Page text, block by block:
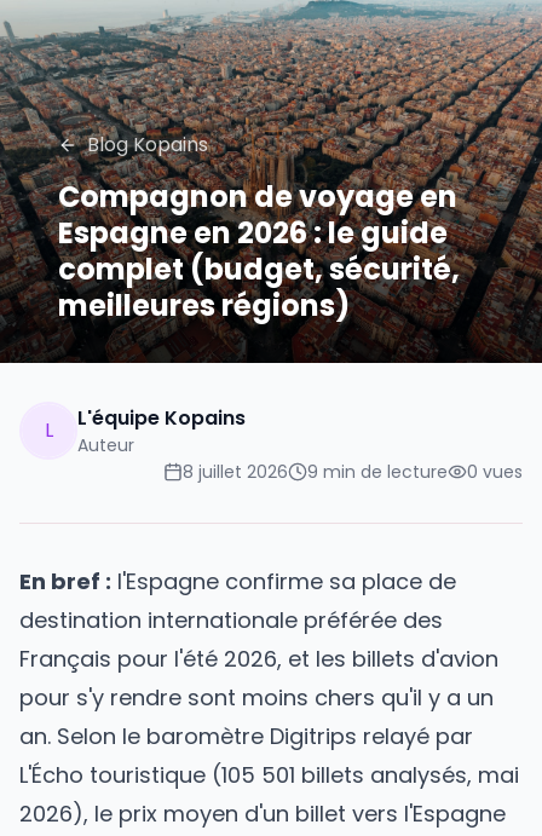
Blog Kopains
Compagnon de voyage en
Espagne en 2026 : le guide
complet (budget, sécurité,
meilleures régions)
L L'équipe Kopains
Auteur
8 juillet 2026
9 min de lecture 0 vues
En bref : l'Espagne confirme sa place de
destination internationale préférée des
Français pour l'été 2026, et les billets d'avion
pour s'y rendre sont moins chers qu'il y a un
an. Selon le baromètre Digitrips relayé par
L'Écho touristique (105 501 billets analysés, mai
2026), le prix moyen d'un billet vers l'Espagne